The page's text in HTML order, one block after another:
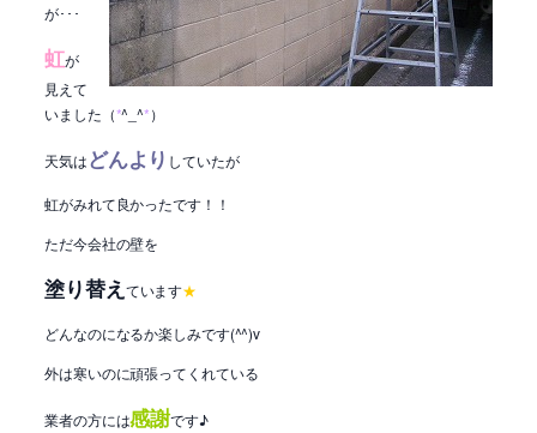
が･･･
虹が
見えて
いました（*^_^*）
天気はどんより していたが
虹がみれて良かったです！！
ただ今会社の壁を
塗り替え ています★
どんなのになるか楽しみです(^^)v
外は寒いのに頑張ってくれている
業者の方には感謝です♪